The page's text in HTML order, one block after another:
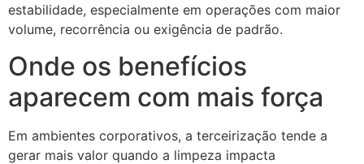
estabilidade, especialmente em operações com maior
volume, recorrência ou exigência de padrão.
Onde os benefícios
aparecem com mais força
Em ambientes corporativos, a terceirização tende a
gerar mais valor quando a limpeza impacta